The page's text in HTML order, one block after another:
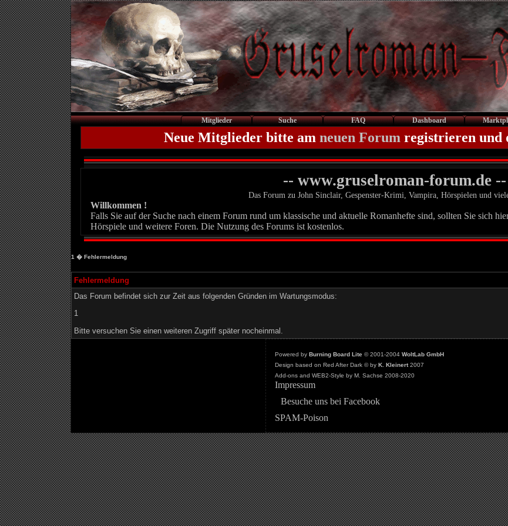
Mitglieder Suche FAQ Dashboard
Neue Mitglieder bitte am neuen Forum registrieren und
-- www.gruselroman-forum.de --
Das Forum zu John Sinclair, Gespenster-Krimi, Vampira, Hörspielen und
Willkommen !
Falls Sie auf der Suche nach einem Forum rund um klassische und aktuelle Romanhefte sind, sollten Sie sich
Hörspiele und weitere Foren. Die Nutzung des Forums ist kostenlos.
1 � Fehlermeldung
Fehlermeldung
Das Forum befindet sich zur Zeit aus folgenden Gründen im Wartungsmodus:
1
Bitte versuchen Sie einen weiteren Zugriff später nocheinmal.
Powered by Burning Board Lite© 2001-2004 WoltLab GmbH
Design based on Red After Dark © by K. Kleinert2007
Add-ons and WEB2-Style by M. Sachse 2008-2020
Impressum
Besuche uns bei Facebook
SPAM-Poison